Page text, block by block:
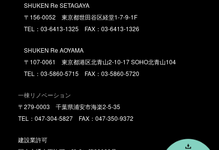
SHUKEN Re SETAGAYA
〒156-0052 東京都世田谷区経堂1-7-9-1F
TEL：03-6413-1325 FAX：03-6413-1326
SHUKEN Re AOYAMA
〒107-0061 東京都港区北青山2-10-17 SOHO北青山104
TEL：03-5860-5715 FAX：03-5860-5720
一棟リノベーション
〒279-0003 千葉県浦安市海楽2-5-35
TEL：047-304-5827 FAX：047-350-9372
建設業許可